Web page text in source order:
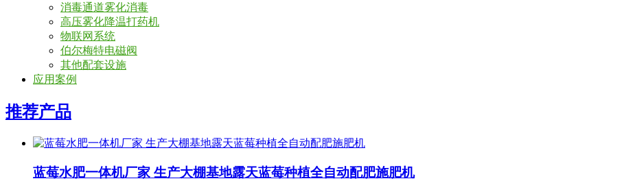
消毒通道雾化消毒
高压雾化降温打药机
物联网系统
伯尔梅特电磁阀
其他配套设施
应用案例
推荐产品
蓝莓水肥一体机厂家 生产大棚基地露天蓝莓种植全自动配肥施肥机